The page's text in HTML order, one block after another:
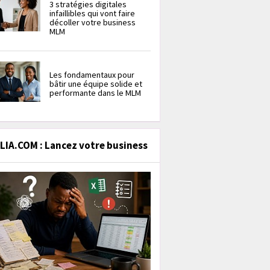
3 stratégies digitales
infaillibles qui vont faire
décoller votre business
MLM
Les fondamentaux pour
bâtir une équipe solide et
performante dans le MLM
: Lancez votre business